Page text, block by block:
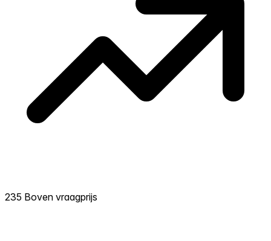
235 Boven vraagprijs